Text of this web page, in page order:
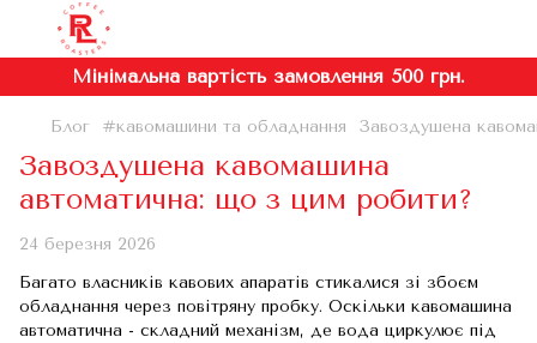
Мінімальна вартість замовлення 500 грн.
Блог #кавомашини та обладнання Завоздушена
Завоздушена кавомашина
автоматична: що з цим робити?
24 березня 2026
Багато власників кавових апаратів стикалися зі збоєм
обладнання через повітряну пробку. Оскільки кавомашина
автоматична - складний механізм, де вода циркулює під